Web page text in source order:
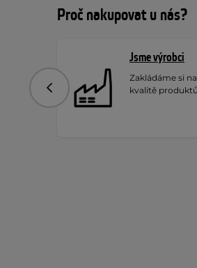
Proč nakupovat u nás?
Jsme výrobci
Zakládáme si
kvalitě
Předchozí